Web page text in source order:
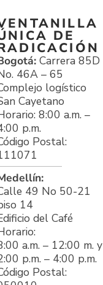
DE
Carrera 85D
46A – 65
logístico
Cayetano
8:00 a.m. –
p.m.
Postal:
49 No 50-21
14
del Café
a.m. – 12:00 m. y
p.m. – 4:00 p.m.
Postal: